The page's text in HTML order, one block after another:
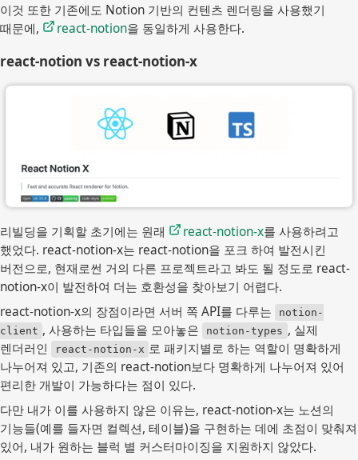
이것 또한 기존에도 Notion 기반의 컨텐츠 렌더링을 사용했기
때문에,
react-notion을 동일하게 사용한다.
react-notion vs react-notion-x
리빌딩을 기획할 초기에는 원래 react-notion-x를 사용하려고
했었다. react-notion-x는 react-notion을 포크 하여 발전시킨
버전으로, 현재로썬 거의 다른 프로젝트라고 봐도 될 정도로 react-
notion-x이 발전하여 더는 호환성을 찾아보기 어렵다.
react-notion-x의 장점이라면 서버 쪽 API를 다루는
notion-
client , 사용하는 타입들을 모아놓은 notion-types , 실제
렌더러인
react-notion-x 로 패키지별로 하는 역할이 명확하게
나누어져 있고, 기존의 react-notion보다 명확하게 나누어져 있어
편리한 개발이 가능하다는 점이 있다.
다만 내가 이를 사용하지 않은 이유는, react-notion-x는 노션의
기능들(예를 들자면 컬렉션, 테이블)을 구현하는 데에 초점이 맞춰져
있어, 내가 원하는 블럭 별 커스터마이징을 지원하지 않았다.